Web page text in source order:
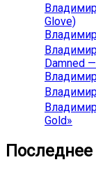
Glove)
Damned —
Gold»